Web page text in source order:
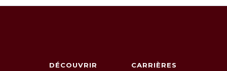
DÉCOUVRIR CARRIÈRES